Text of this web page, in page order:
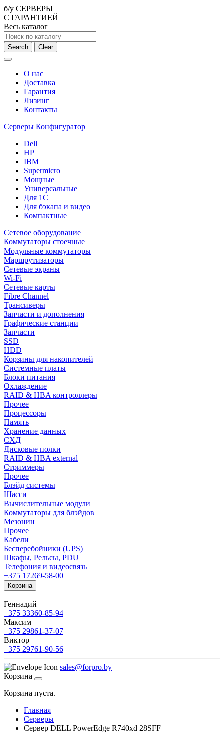
б/у СЕРВЕРЫ
С ГАРАНТИЕЙ
Весь каталог
Search Clear
О нас
Доставка
Гарантия
Лизинг
Контакты
Серверы Конфигуратор
Dell
HP
IBM
Supermicro
Мощные
Универсальные
Для 1С
Для бэкапа и видео
Компактные
Сетевое оборудование
Коммутаторы стоечные
Модульные коммутаторы
Маршрутизаторы
Сетевые экраны
Wi-Fi
Сетевые карты
Fibre Channel
Трансиверы
Запчасти и дополнения
Графические станции
Запчасти
SSD
HDD
Корзины для накопителей
Системные платы
Блоки питания
Охлаждение
RAID & HBA контроллеры
Прочее
Процессоры
Память
Хранение данных
СХД
Дисковые полки
RAID & HBA external
Стриммеры
Прочее
Блэйд системы
Шасси
Вычислительные модули
Коммутаторы для блэйдов
Мезонин
Прочее
Кабели
Бесперебойники (UPS)
Шкафы, Рельсы, PDU
Телефония и видеосвязь
+375 17269-58-00
Корзина
Геннадий
+375 33360-85-94
Максим
+375 29861-37-07
Виктор
+375 29761-90-56
sales@forpro.by
Корзина
Корзина пуста.
Главная
Серверы
Сервер DELL PowerEdge R740xd 28SFF